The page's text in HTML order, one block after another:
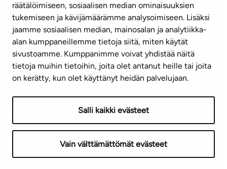
räätälöimiseen, sosiaalisen median ominaisuuksien
tukemiseen ja kävijämäärämme analysoimiseen. Lisäksi
jaamme sosiaalisen median, mainosalan ja analytiikka-
alan kumppaneillemme tietoja siitä, miten käytät
sivustoamme. Kumppanimme voivat yhdistää näitä
tietoja muihin tietoihin, joita olet antanut heille tai joita
on kerätty, kun olet käyttänyt heidän palvelujaan.
Salli kaikki evästeet
Vain välttämättömät evästeet
Tilaa uutiskirje
Mediapankki
TietosuojaselosteSaavutettavuusseloste